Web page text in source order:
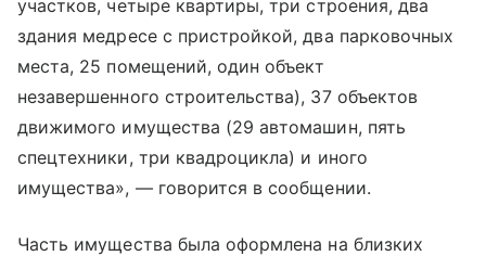
участков, четыре квартиры, три строения, два
здания медресе с пристройкой, два парковочных
места, 25 помещений, один объект
незавершенного строительства), 37 объектов
движимого имущества (29 автомашин, пять
спецтехники, три квадроцикла) и иного
имущества», — говорится в сообщении.
Часть имущества была оформлена на близких